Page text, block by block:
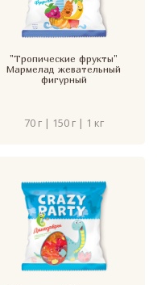
"Тропические фрукты"
Мармелад жевательный
фигурный
70 г | 150 г | 1 кг